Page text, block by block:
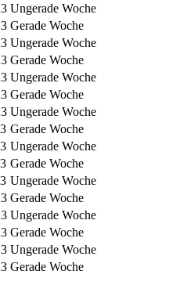
Ungerade Woche
Gerade Woche
Ungerade Woche
Gerade Woche
Ungerade Woche
Gerade Woche
Ungerade Woche
Gerade Woche
Ungerade Woche
Gerade Woche
Ungerade Woche
Gerade Woche
Ungerade Woche
Gerade Woche
Ungerade Woche
Gerade Woche